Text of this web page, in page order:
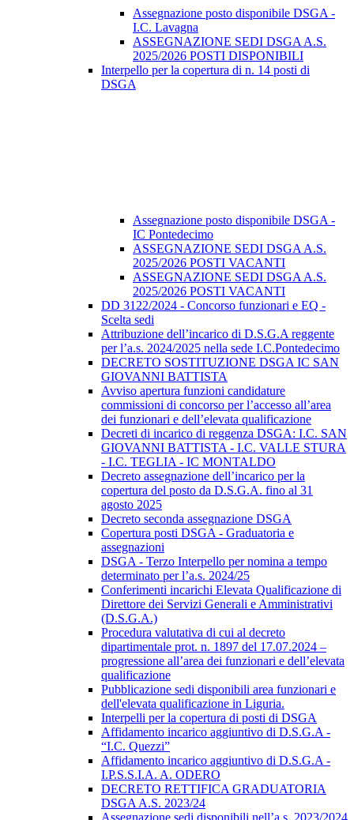
Assegnazione posto disponibile DSGA -
I.C. Lavagna
ASSEGNAZIONE SEDI DSGA A.S.
2025/2026 POSTI DISPONIBILI
Interpello per la copertura di n. 14 posti di
DSGA
Assegnazione posto disponibile DSGA -
IC Pontedecimo
ASSEGNAZIONE SEDI DSGA A.S.
2025/2026 POSTI VACANTI
ASSEGNAZIONE SEDI DSGA A.S.
2025/2026 POSTI VACANTI
DD 3122/2024 - Concorso funzionari e EQ -
Scelta sedi
Attribuzione dell’incarico di D.S.G.A reggente
per l’a.s. 2024/2025 nella sede I.C.Pontedecimo
DECRETO SOSTITUZIONE DSGA IC SAN
GIOVANNI BATTISTA
Avviso apertura funzioni candidature
commissioni di concorso per l’accesso all’area
dei funzionari e dell’elevata qualificazione
Decreti di incarico di reggenza DSGA: I.C. SAN
GIOVANNI BATTISTA - I.C. VALLE STURA
- I.C. TEGLIA - IC MONTALDO
Decreto assegnazione dell’incarico per la
copertura del posto da D.S.G.A. fino al 31
agosto 2025
Decreto seconda assegnazione DSGA
Copertura posti DSGA - Graduatoria e
assegnazioni
DSGA - Terzo Interpello per nomina a tempo
determinato per l’a.s. 2024/25
Conferimenti incarichi Elevata Qualificazione di
Direttore dei Servizi Generali e Amministrativi
(D.S.G.A.)
Procedura valutativa di cui al decreto
dipartimentale prot. n. 1897 del 17.07.2024 –
progressione all’area dei funzionari e dell’elevata
qualificazione
Pubblicazione sedi disponibili area funzionari e
dell'elevata qualificazione in Liguria.
Interpelli per la copertura di posti di DSGA
Affidamento incarico aggiuntivo di D.S.G.A -
“I.C. Quezzi”
Affidamento incarico aggiuntivo di D.S.G.A -
I.P.S.S.I.A. A. ODERO
DECRETO RETTIFICA GRADUATORIA
DSGA A.S. 2023/24